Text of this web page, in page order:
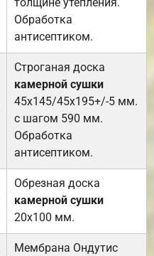
Обработка
антисептиком.
Строганая доска
камерной сушки
45х145/45х195+/-5 мм.
с шагом 590 мм.
Обработка
антисептиком.
Обрезная доска
камерной сушки
20х100 мм.
Мембрана Ондутис